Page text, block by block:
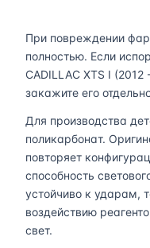
При повреждении
полностью. Если
CADILLAC XTS I
закажите его
Для производства
поликарбонат.
повторяет
способность
устойчиво к ударам,
воздействию
свет.